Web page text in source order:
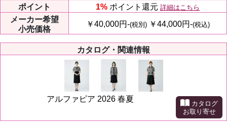
ポイント 1% ポイント還元 詳細はこちら
メーカー希望
小売価格
￥40,000円-(税別) ￥44,000円-(税込)
カタログ・関連情報
アルファピア 2026 春夏
カタログ
お取り寄せ